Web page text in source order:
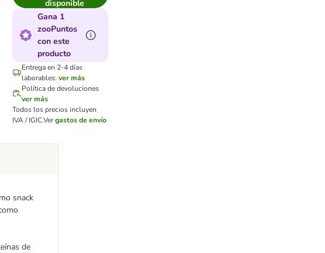
disponible
Gana 1
zooPuntos
con este
producto
Entrega en 2-4 días
laborables: ver más
Política de devoluciones
ver más
Todos los precios incluyen
IVA / IGIC.Vergastos de envío
snack
de